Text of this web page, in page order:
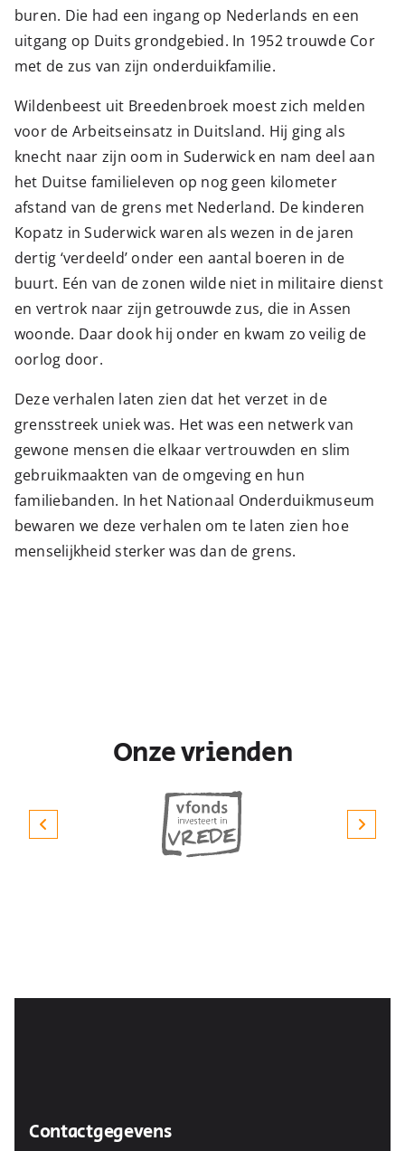
buren. Die had een ingang op Nederlands en een
uitgang op Duits grondgebied. In 1952 trouwde Cor
met de zus van zijn onderduikfamilie.
Wildenbeest uit Breedenbroek moest zich melden
voor de Arbeitseinsatz in Duitsland. Hij ging als
knecht naar zijn oom in Suderwick en nam deel aan
het Duitse familieleven op nog geen kilometer
afstand van de grens met Nederland. De kinderen
Kopatz in Suderwick waren als wezen in de jaren
dertig ‘verdeeld’ onder een aantal boeren in de
buurt. Eén van de zonen wilde niet in militaire dienst
en vertrok naar zijn getrouwde zus, die in Assen
woonde. Daar dook hij onder en kwam zo veilig de
oorlog door.
Deze verhalen laten zien dat het verzet in de
grensstreek uniek was. Het was een netwerk van
gewone mensen die elkaar vertrouwden en slim
gebruikmaakten van de omgeving en hun
familiebanden. In het Nationaal Onderduikmuseum
bewaren we deze verhalen om te laten zien hoe
menselijkheid sterker was dan de grens.
Onze vrienden
Contactgegevens